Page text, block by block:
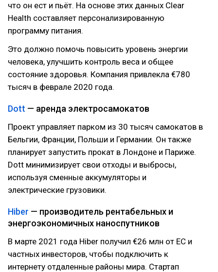
что он ест и пьёт. На основе этих данных Clear
Health составляет персонализированную
программу питания.
Это должно помочь повысить уровень энергии
человека, улучшить контроль веса и общее
состояние здоровья. Компания привлекла €780
тысяч в феврале 2020 года.
Dott — аренда электросамокатов
Проект управляет парком из 30 тысяч самокатов в
Бельгии, Франции, Польши и Германии. Он также
планирует запустить прокат в Лондоне и Париже.
Dott минимизирует свои отходы и выбросы,
используя сменные аккумуляторы и
электрические грузовики.
Hiber — производитель рентабельных и
энергоэкономичных наноспутников
В марте 2021 года Hiber получил €26 млн от ЕС и
частных инвесторов, чтобы подключить к
интернету отдаленные районы мира. Стартап